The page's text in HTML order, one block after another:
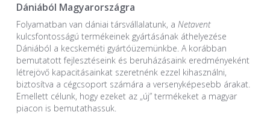
Dániából Magyarországra
Folyamatban van dániai társvállalatunk, a Netavent
kulcsfontosságú termékeinek gyártásának áthelyezése
Dániából a kecskeméti gyártóüzemünkbe. A korábban
bemutatott fejlesztéseink és beruházásaink eredményeként
létrejövő kapacitásainkat szeretnénk ezzel kihasználni,
biztosítva a cégcsoport számára a versenyképesebb árakat.
Emellett célunk, hogy ezeket az „új” termékeket a magyar
piacon is bemutathassuk.